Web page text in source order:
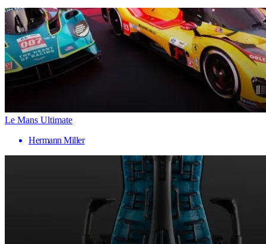
Le Mans Ultimate
Hermann Miller